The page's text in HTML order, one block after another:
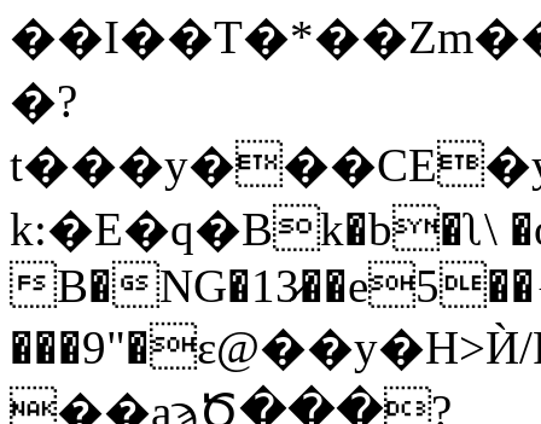
�?
k:�E�ԛ�Bk�b�ʅ\
B�
��aϡԾ���?